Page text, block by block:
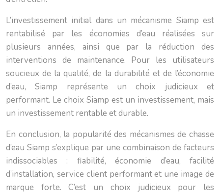
L’investissement initial dans un mécanisme Siamp est
rentabilisé par les économies d’eau réalisées sur
plusieurs années, ainsi que par la réduction des
interventions de maintenance. Pour les utilisateurs
soucieux de la qualité, de la durabilité et de l’économie
d’eau, Siamp représente un choix judicieux et
performant. Le choix Siamp est un investissement, mais
un investissement rentable et durable.
En conclusion, la popularité des mécanismes de chasse
d’eau Siamp s’explique par une combinaison de facteurs
indissociables : fiabilité, économie d’eau, facilité
d’installation, service client performant et une image de
marque forte. C’est un choix judicieux pour les